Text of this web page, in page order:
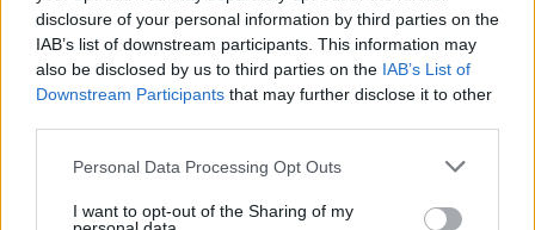
disclosure of your personal information by third parties on the
IAB’s list of downstream participants. This information may
also be disclosed by us to third parties on the IAB’s List of
Downstream Participants that may further disclose it to other
Personal Data Processing Opt Outs
I want to opt-out of the Sharing of my